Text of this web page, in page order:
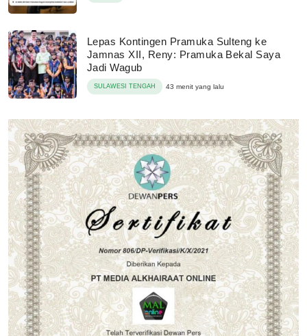
Lepas Kontingen Pramuka Sulteng ke
Jamnas XII, Reny: Pramuka Bekal Saya
Jadi Wagub
SULAWESI TENGAH 43 menit yang lalu